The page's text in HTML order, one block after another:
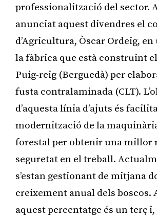
professionalització del sector.
anunciat aquest divendres el
d’Agricultura, Òscar Ordeig,
la fàbrica que està construint
Puig-reig (Berguedà) per
fusta contralaminada (CLT).
d’aquesta línia d’ajuts és
modernització de la
forestal per obtenir una
seguretat en el treball.
s’estan gestionant de mitjana
creixement anual dels boscos.
aquest percentatge és un terç